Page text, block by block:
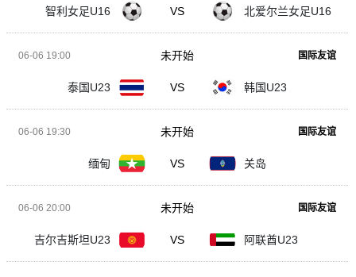
智利女足U16 VS 北爱尔兰女足U16
06-06 19:00 国际友谊
泰国U23 VS 韩国U23
未开始
06-06 19:30 国际友谊
缅甸 VS 关岛
未开始
06-06 20:00 国际友谊
吉尔吉斯坦U23 VS 阿联酋U23
未开始